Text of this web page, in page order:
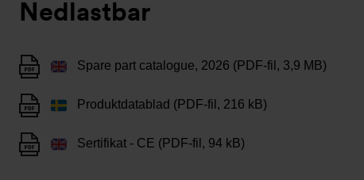
Nedlastbar
Spare part catalogue, 2026 (PDF-fil, 3,9 MB)
Produktdatablad (PDF-fil, 216 kB)
Sertifikat - CE (PDF-fil, 94 kB)